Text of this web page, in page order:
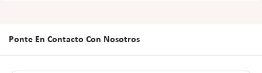
Ponte En Contacto Con Nosotros